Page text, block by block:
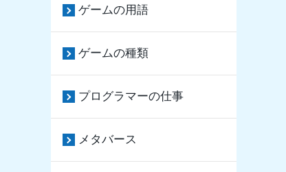
ゲームの用語
ゲームの種類
プログラマーの仕事
メタバース